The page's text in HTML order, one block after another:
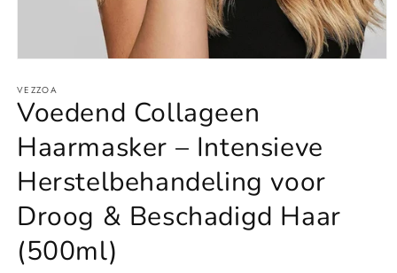
openen
in
modaal
VEZZOA
Voedend Collageen
Haarmasker – Intensieve
Herstelbehandeling voor
Droog & Beschadigd Haar
(500ml)